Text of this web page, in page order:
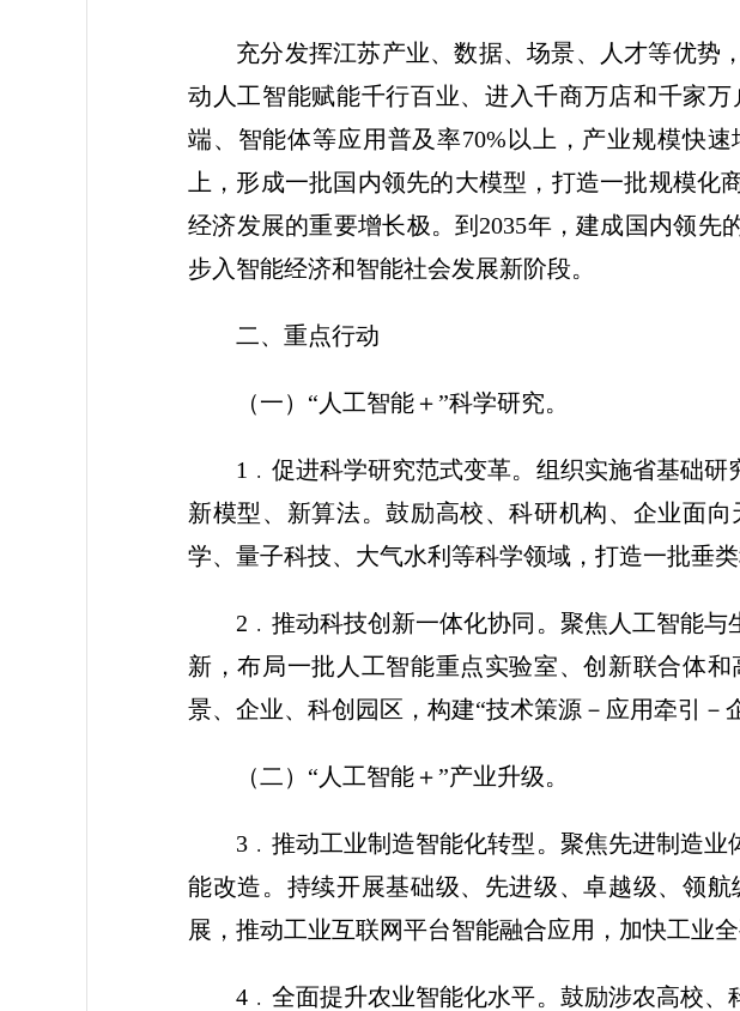
充分发挥江苏产业、数据、场景、人才等优势
动人工智能赋能千行百业、进入千商万店和千家
端、智能体等应用普及率70%以上，产业规模快
上，形成一批国内领先的大模型，打造一批规模
经济发展的重要增长极。到2035年，建成国内领先
步入智能经济和智能社会发展新阶段。
二、重点行动
（一）“人工智能＋”科学研究。
1﹒促进科学研究范式变革。组织实施省基础
新模型、新算法。鼓励高校、科研机构、企业面
学、量子科技、大气水利等科学领域，打造一批垂类
2﹒推动科技创新一体化协同。聚焦人工智能
新，布局一批人工智能重点实验室、创新联合体
景、企业、科创园区，构建“技术策源－应用牵引－
（二）“人工智能＋”产业升级。
3﹒推动工业制造智能化转型。聚焦先进制造
能改造。持续开展基础级、先进级、卓越级、领
展，推动工业互联网平台智能融合应用，加快工业全
4﹒全面提升农业智能化水平。鼓励涉农高校